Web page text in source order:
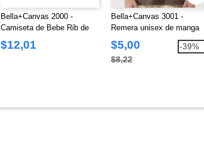
Bella+Canvas 2000 -
Camiseta de Bebe Rib de
Manga Raglán de Tres
Cuartos
$12,01
Bella+Canvas 3001 -
Remera unisex de manga
corta Jersey
$5,00
$8,22
-39%